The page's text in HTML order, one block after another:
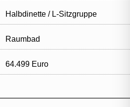
Halbdinette / L‑Sitzgruppe
Raumbad
64.499 Euro